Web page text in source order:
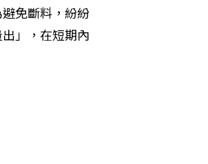
免斷料，紛紛
」，在短期內